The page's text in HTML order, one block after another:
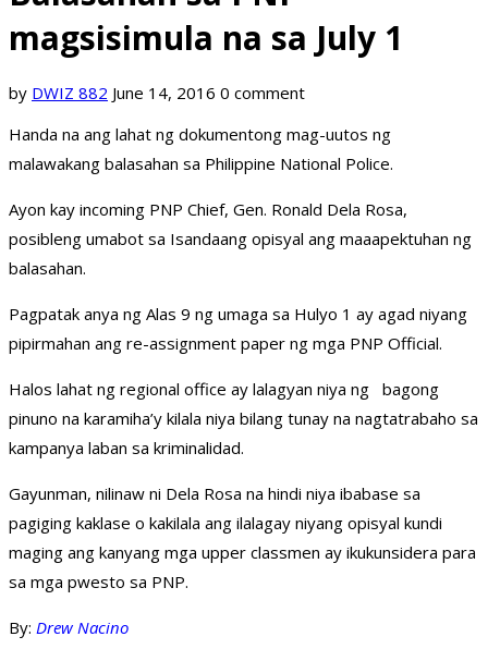
magsisimula na sa July 1
by DWIZ 882 June 14, 2016 0 comment
Handa na ang lahat ng dokumentong mag-uutos ng
malawakang balasahan sa Philippine National Police.
Ayon kay incoming PNP Chief, Gen. Ronald Dela Rosa,
posibleng umabot sa Isandaang opisyal ang maaapektuhan ng
balasahan.
Pagpatak anya ng Alas 9 ng umaga sa Hulyo 1 ay agad niyang
pipirmahan ang re-assignment paper ng mga PNP Official.
Halos lahat ng regional office ay lalagyan niya ng bagong
pinuno na karamiha’y kilala niya bilang tunay na nagtatrabaho sa
kampanya laban sa kriminalidad.
Gayunman, nilinaw ni Dela Rosa na hindi niya ibabase sa
pagiging kaklase o kakilala ang ilalagay niyang opisyal kundi
maging ang kanyang mga upper classmen ay ikukunsidera para
sa mga pwesto sa PNP.
By: Drew Nacino